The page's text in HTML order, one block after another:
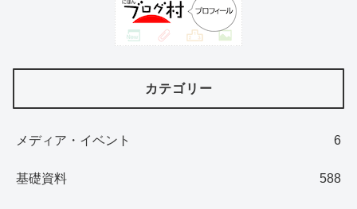
カテゴリー
メディア・イベント 6
基礎資料 588